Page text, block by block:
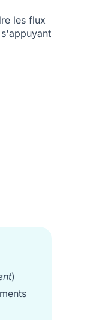
les flux
)